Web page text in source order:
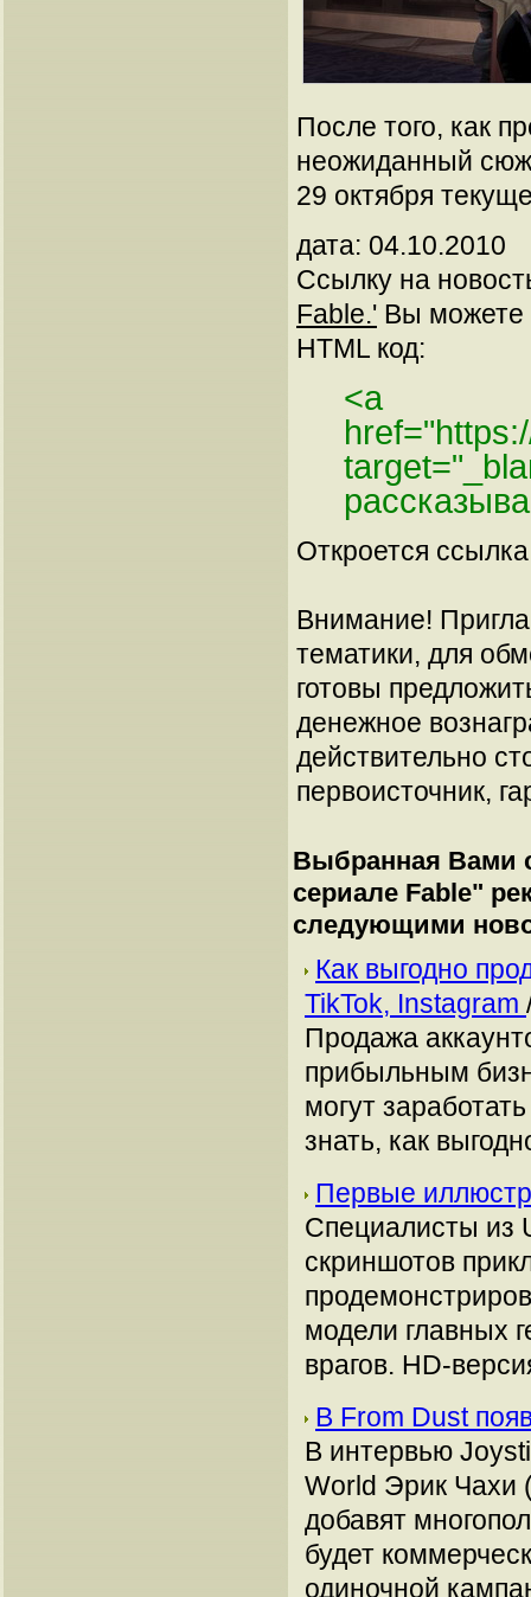
После того, как
неожиданный
29 октября
дата: 04.10.2010
Ссылку на
Fable.' Вы можете
HTML код:
<a
Откроется
Внимание!
тематики, для
готовы
денежное
действительно
первоисточник,
Выбранная Вами
сериале Fable"
следующими
Как выгодно
TikTok, Instagram
Продажа
прибыльным
могут
знать, как
Первые
Специалисты из
скриншотов
модели главных
врагов. HD-
В From Dust
В интервью
World Эрик Чахи
добавят
будет
одиночной